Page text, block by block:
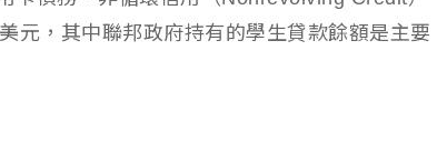
元，其中聯邦政府持有的學生貸款餘額是主要